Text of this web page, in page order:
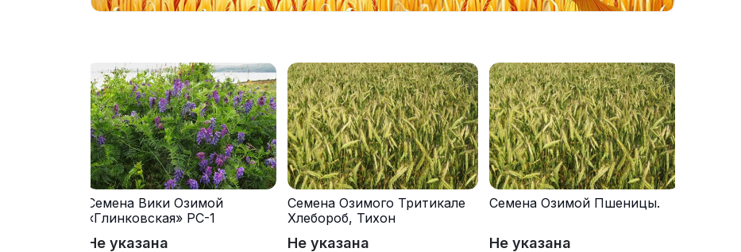
Семена Вики Озимой
«Глинковская» РС-1
Не указана
Семена Озимого Тритикале
Хлебороб, Тихон
Не указана
Семена Озимой Пшеницы.
Не указана